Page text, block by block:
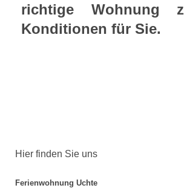
richtige Wohnung
Konditionen für Sie.
Hier finden Sie uns
Ferienwohnung Uchte